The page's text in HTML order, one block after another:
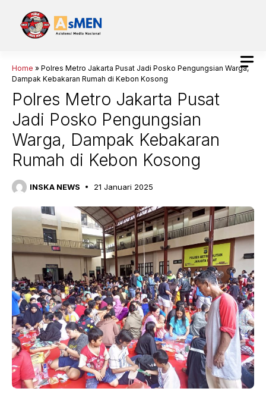
Home » Polres Metro Jakarta Pusat Jadi Posko Pengungsian Warga,
Dampak Kebakaran Rumah di Kebon Kosong
Polres Metro Jakarta Pusat
Jadi Posko Pengungsian
Warga, Dampak Kebakaran
Rumah di Kebon Kosong
INSKA NEWS 21 Januari 2025